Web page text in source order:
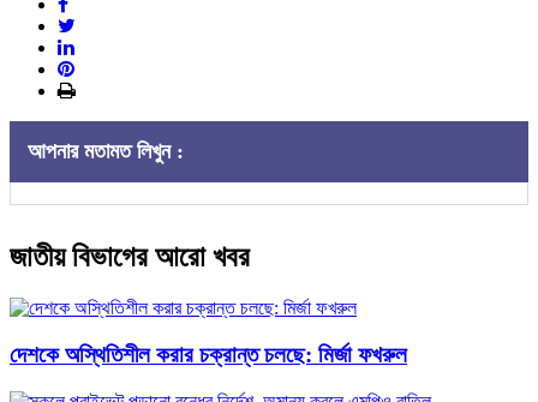
আপনার মতামত লিখুন :
জাতীয় বিভাগের আরো খবর
দেশকে অস্থিতিশীল করার চক্রান্ত চলছে: মির্জা ফখরুল